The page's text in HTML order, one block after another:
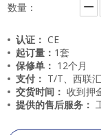
数量：
认证： CE
起订量： 1套
保修单： 12个月
支付： T/T、西联
交货时间： 收到押
提供的售后服务：